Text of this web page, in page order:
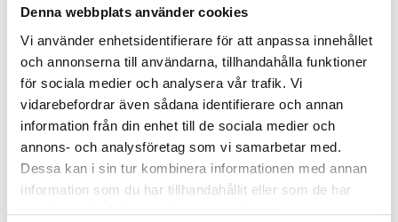
Denna webbplats använder cookies
Vi använder enhetsidentifierare för att anpassa innehållet
och annonserna till användarna, tillhandahålla funktioner
för sociala medier och analysera vår trafik. Vi
vidarebefordrar även sådana identifierare och annan
information från din enhet till de sociala medier och
annons- och analysföretag som vi samarbetar med.
Dessa kan i sin tur kombinera informationen med annan
information som du har tillhandahållit eller som de har
samlat in när du har använt deras tjänster.
I lager
Antal
remove add
1,299kr
Lägg i varukorg
Produktinformation expand_more